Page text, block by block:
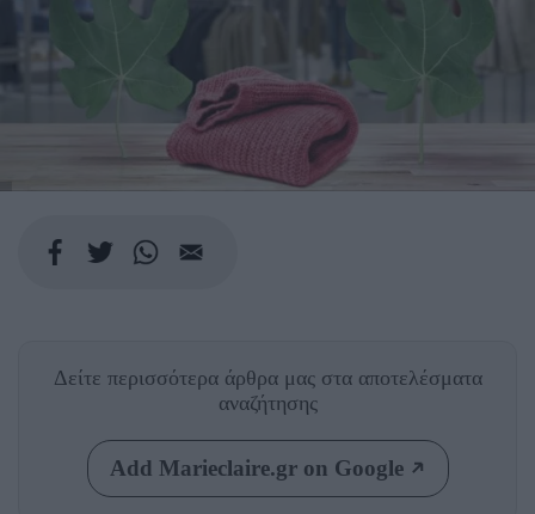
Δείτε περισσότερα άρθρα μας στα αποτελέσματα
αναζήτησης
Add Marieclaire.gr on Google